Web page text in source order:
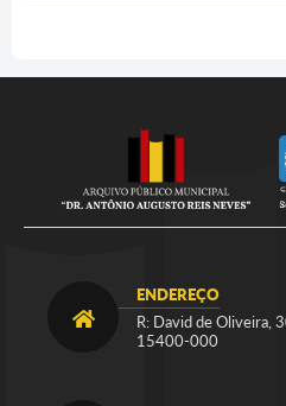
ENDEREÇO
R: David de Oliveira,
15400-000